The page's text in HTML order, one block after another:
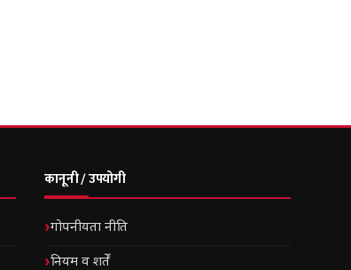
कानूनी / उपयोगी
गोपनीयता नीति
नियम व शर्तें